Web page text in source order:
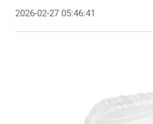
2026-02-27 05:46:41